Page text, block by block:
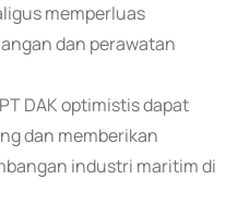
memperluas
dan perawatan
DAK optimistis dapat
dan memberikan
industri maritim di